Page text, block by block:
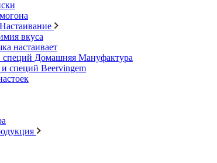
вкуса
настаивает
специй Домашняя Мануфактура
специй Beervingem